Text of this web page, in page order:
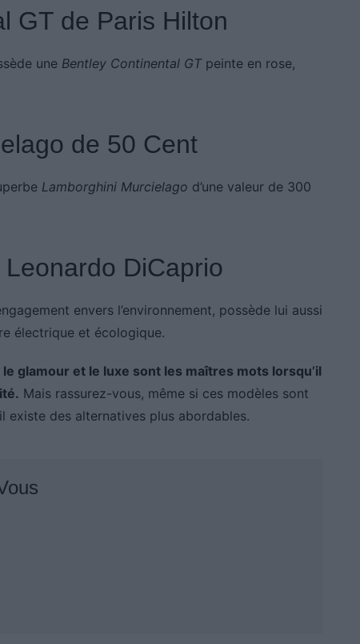
GT de Paris Hilton
une Bentley Continental GTpeinte en rose,
de 50 Cent
Lamborghini Murcielago d’une valeur de 300
DiCaprio
envers l’environnement, possède lui aussi
électrique et écologique.
le glamour et le luxe sont les maîtres mots lorsqu’il
Mais rassurez-vous, même si ces modèles sont
des alternatives plus abordables.